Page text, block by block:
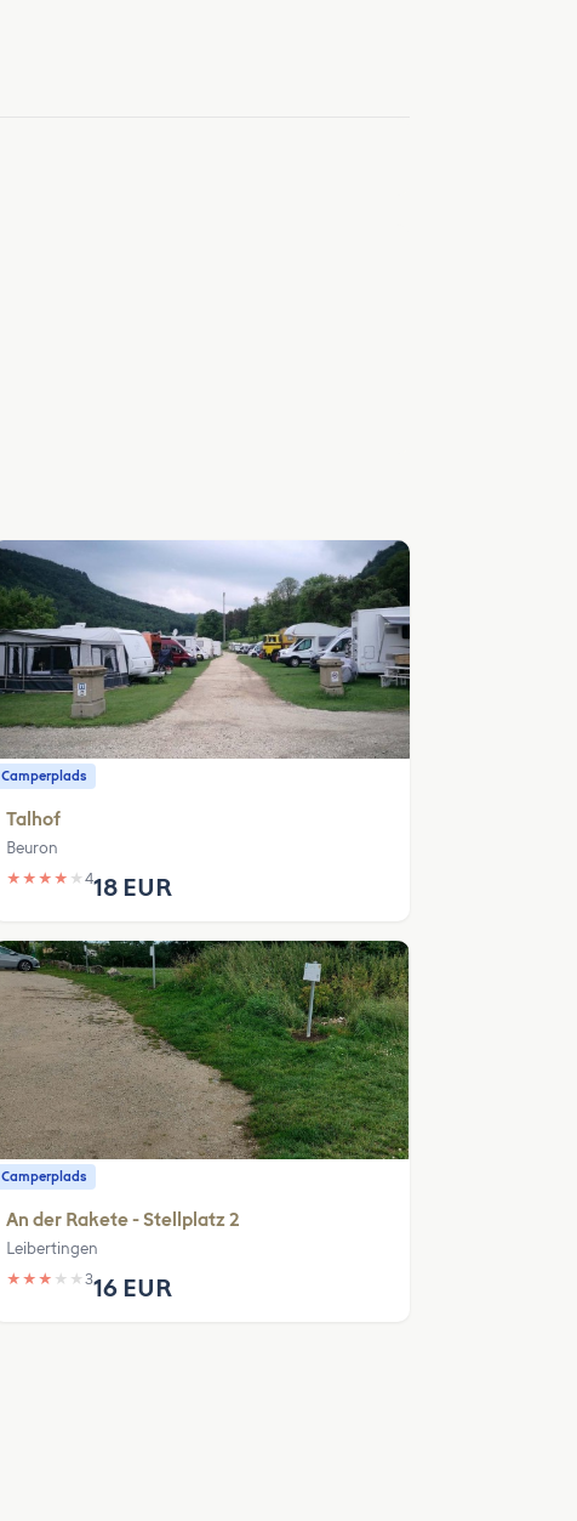
Camperplads
Talhof
Beuron
★ ★ ★ ★ ★ 418 EUR
Camperplads
An der Rakete - Stellplatz 2
Leibertingen
★ ★ ★ ★ ★ 316 EUR